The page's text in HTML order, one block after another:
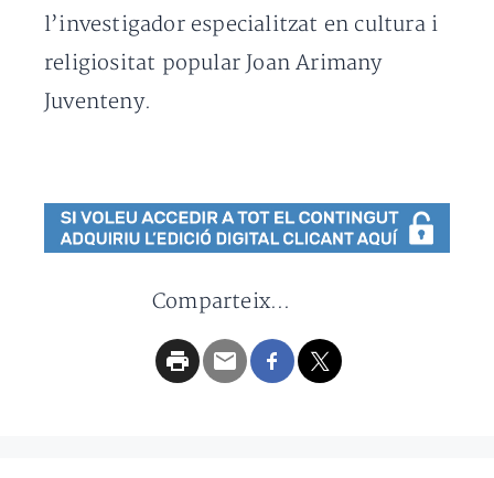
l’investigador especialitzat en cultura i
religiositat popular Joan Arimany
Juventeny.
Comparteix...